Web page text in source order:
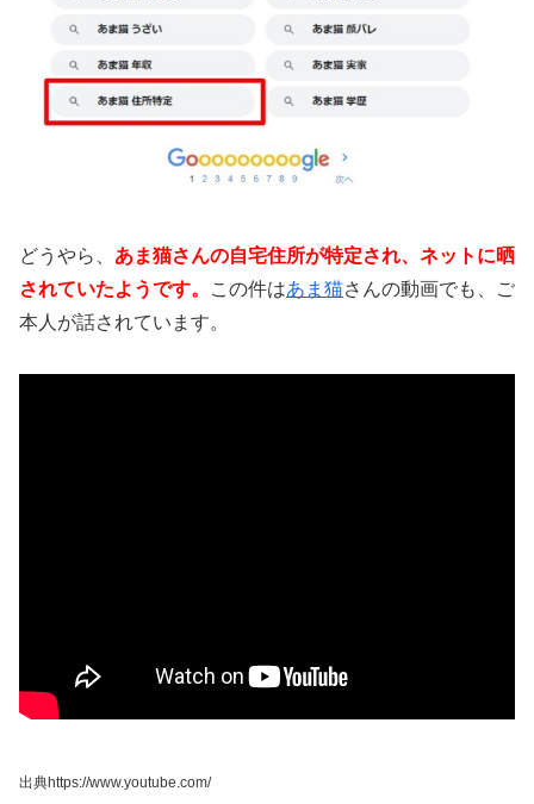
どうやら、 あま猫さんの自宅住所が特定され、ネットに晒
されていたようです。
この件はあま猫さんの動画でも、ご
本人が話されています。
出典https://www.youtube.com/